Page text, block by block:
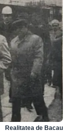
Realitatea de Bacau